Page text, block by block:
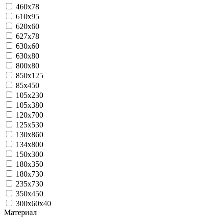
460x78
610x95
620x60
627x78
630x60
630x80
800x80
850x125
85x450
105x230
105x380
120x700
125x530
130x860
134x800
150x300
180x350
180x730
235x730
350x450
300x60x40
Материал